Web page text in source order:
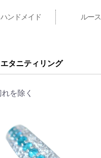
ハンドメイド ルース
エタニティリング
を除く